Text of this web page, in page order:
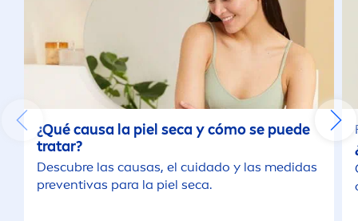
¿Qué causa la piel seca y cómo se puede
tratar?
Descubre las causas, el cuidado y las medidas
preventivas para la piel seca.